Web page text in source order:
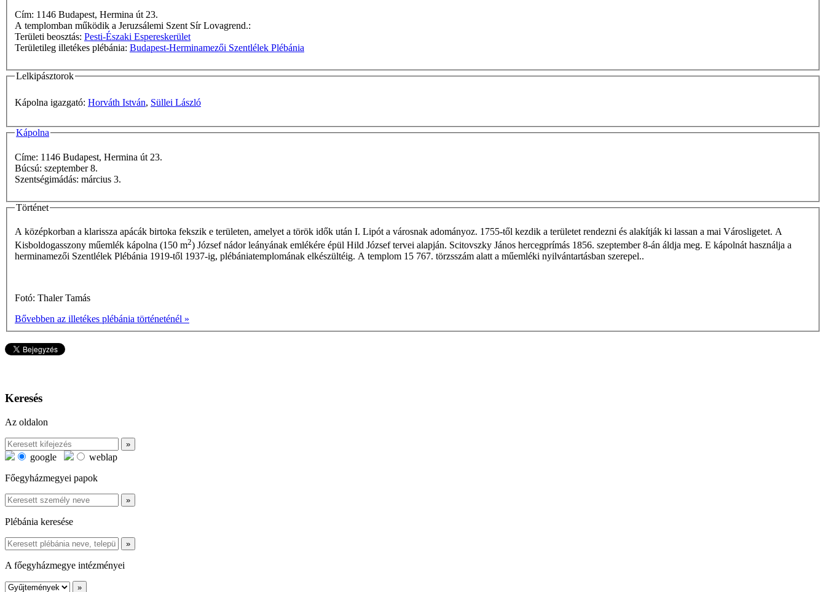
Cím: 1146 Budapest, Hermina út 23.
A templomban működik a Jeruzsálemi Szent Sír Lovagrend.:
Területi beosztás: Pesti-Északi Espereskerület
Területileg illetékes plébánia: Budapest-Herminamezői Szentlélek Plébánia
Lelkipásztorok
Kápolna igazgató: Horváth István, Süllei László
Kápolna
Címe: 1146 Budapest, Hermina út 23.
Búcsú: szeptember 8.
Szentségimádás: március 3.
Történet
A középkorban a klarissza apácák birtoka fekszik e területen, amelyet a török idők után I. Lipót a városnak adományoz. 1755-től kezdik a területet rendezni és alakítják ki lassan a mai Városligetet. A
Kisboldogasszony műemlék kápolna (150 m2) József nádor leányának emlékére épül Hild József tervei alapján. Scitovszky János hercegprímás 1856. szeptember 8-án áldja meg. E kápolnát használja a
herminamezői Szentlélek Plébánia 1919-től 1937-ig, plébániatemplomának elkészültéig. A templom 15 767. törzsszám alatt a műemléki nyilvántartásban szerepel..
Fotó: Thaler Tamás
Bővebben az illetékes plébánia történeténél »
Keresés
Az oldalon
google
weblap
Főegyházmegyei papok
Plébánia keresése
A főegyházmegye intézményei